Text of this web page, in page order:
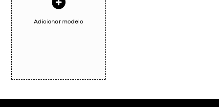
Adicionar modelo